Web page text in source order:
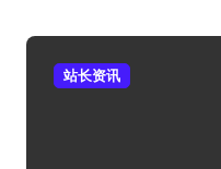
站长资讯